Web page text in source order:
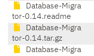
Database-Migra
tor-0.14.readme
Database-Migra
tor-0.14.tar.gz
Database-Migra